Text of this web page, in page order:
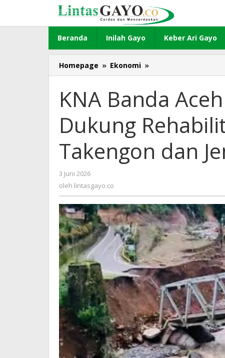
konten
Beranda Inilah Gayo Keber Ari Gayo
Homepage » Ekonomi »
Banda
Buka
Donasi
untuk
Dukung
Jalan
Bireuen–
Enang-
Enang
KNA Banda
Dukung
Takengon dan
3 Juni 2026
lintasgayo.co
oleh lintasgayo.co